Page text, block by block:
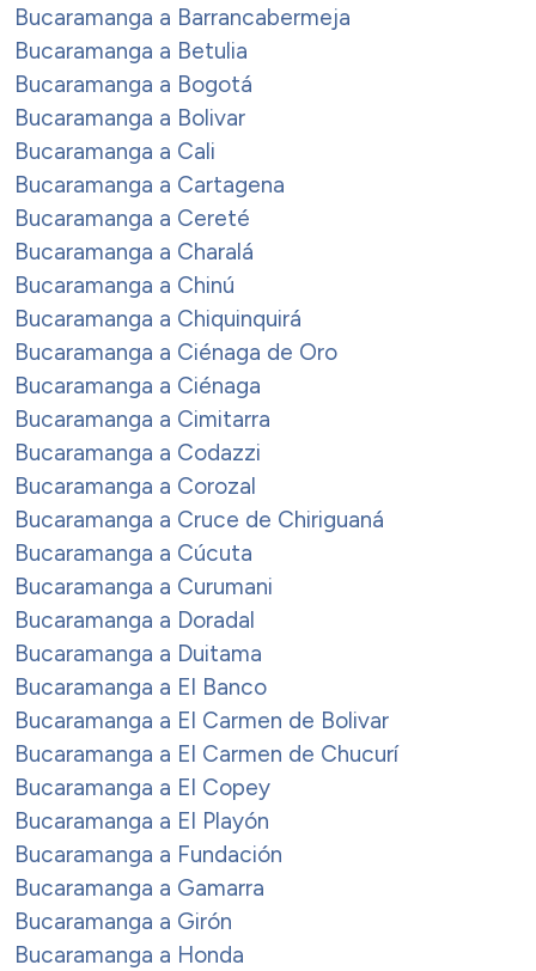
Bucaramanga a Barrancabermeja
Bucaramanga a Betulia
Bucaramanga a Bogotá
Bucaramanga a Bolivar
Bucaramanga a Cali
Bucaramanga a Cartagena
Bucaramanga a Cereté
Bucaramanga a Charalá
Bucaramanga a Chinú
Bucaramanga a Chiquinquirá
Bucaramanga a Ciénaga de Oro
Bucaramanga a Ciénaga
Bucaramanga a Cimitarra
Bucaramanga a Codazzi
Bucaramanga a Corozal
Bucaramanga a Cruce de Chiriguaná
Bucaramanga a Cúcuta
Bucaramanga a Curumani
Bucaramanga a Doradal
Bucaramanga a Duitama
Bucaramanga a El Banco
Bucaramanga a El Carmen de Bolivar
Bucaramanga a El Carmen de Chucurí
Bucaramanga a El Copey
Bucaramanga a El Playón
Bucaramanga a Fundación
Bucaramanga a Gamarra
Bucaramanga a Girón
Bucaramanga a Honda